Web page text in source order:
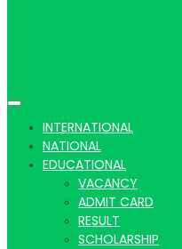
Latest
INTERNATIONAL
NATIONAL
EDUCATIONAL
VACANCY
ADMIT CARD
RESULT
SCHOLARSHIP